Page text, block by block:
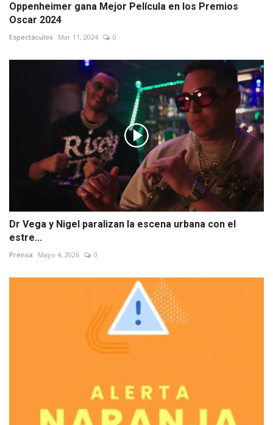
Oppenheimer gana Mejor Película en los Premios
Oscar 2024
Espectáculos Mar 11, 2024 0
Dr Vega y Nigel paralizan la escena urbana con el
estre...
Prensa Mayo 4, 2026 0